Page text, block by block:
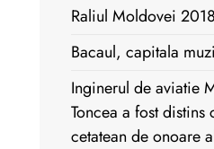
Raliul Moldovei 2018
Bacaul, capitala
Inginerul de aviatie
Toncea a fost distins
cetatean de onoare